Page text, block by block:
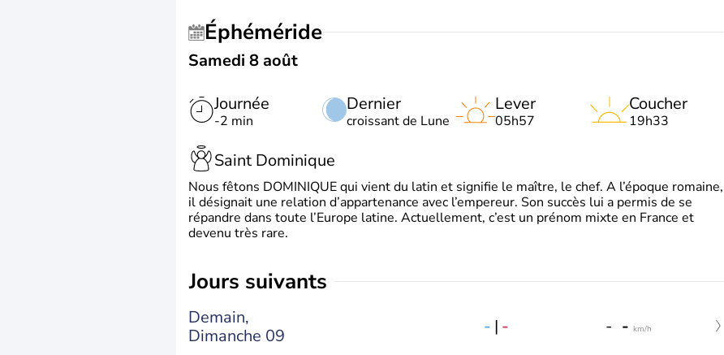
Éphéméride
Samedi 8 août
Journée
-2 min
Dernier
croissant de Lune
Lever
05h57
Coucher
19h33
Saint Dominique
Nous fêtons DOMINIQUE qui vient du latin et signifie le maître, le chef. A l’époque romaine,
il désignait une relation d’appartenance avec l’empereur. Son succès lui a permis de se
répandre dans toute l’Europe latine. Actuellement, c’est un prénom mixte en France et
devenu très rare.
jours suivants
Demain,
Dimanche 09
- | - - - km/h